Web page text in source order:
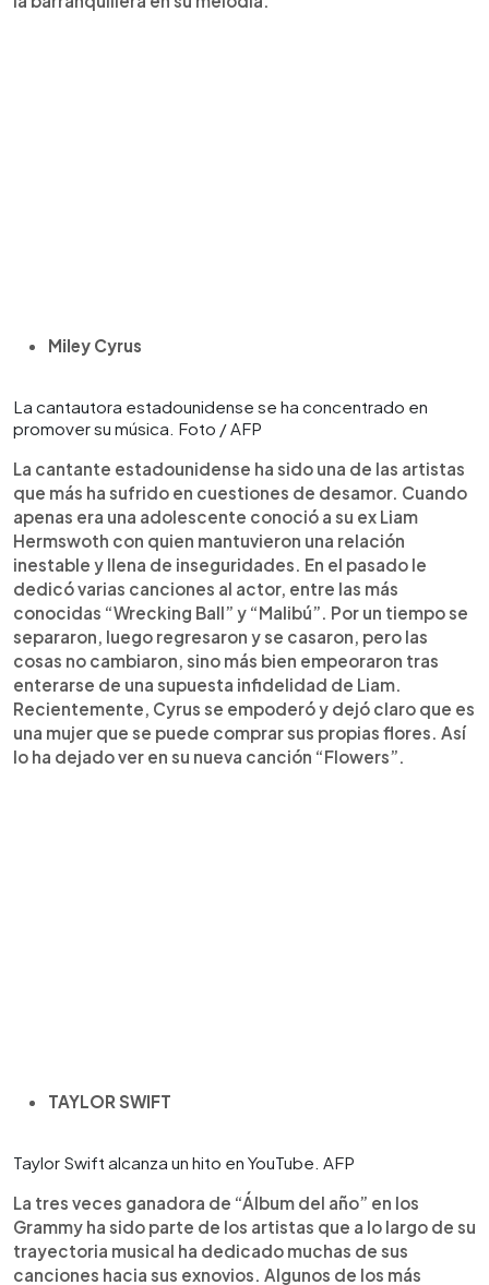
Miley Cyrus
La cantautora estadounidense se ha concentrado en
promover su música. Foto / AFP
La cantante estadounidense ha sido una de las artistas
que más ha sufrido en cuestiones de desamor. Cuando
apenas era una adolescente conoció a su ex Liam
Hermswoth con quien mantuvieron una relación
inestable y llena de inseguridades. En el pasado le
dedicó varias canciones al actor, entre las más
conocidas “Wrecking Ball” y “Malibú”. Por un tiempo se
separaron, luego regresaron y se casaron, pero las
cosas no cambiaron, sino más bien empeoraron tras
enterarse de una supuesta infidelidad de Liam.
Recientemente, Cyrus se empoderó y dejó claro que es
una mujer que se puede comprar sus propias flores. Así
lo ha dejado ver en su nueva canción “Flowers”.
TAYLOR SWIFT
Taylor Swift alcanza un hito en YouTube. AFP
La tres veces ganadora de “Álbum del año” en los
Grammy ha sido parte de los artistas que a lo largo de su
trayectoria musical ha dedicado muchas de sus
canciones hacia sus exnovios. Algunos de los más